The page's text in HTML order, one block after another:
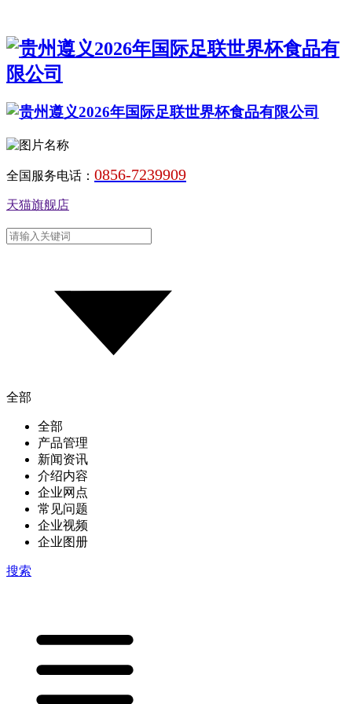
全国服务电话： 0856-7239909
天猫旗舰店
全部
全部
产品管理
新闻资讯
介绍内容
企业网点
常见问题
企业视频
企业图册
搜索